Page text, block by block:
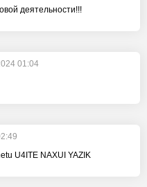
деятельности!!!
01:04
U4ITE NAXUI YAZIK